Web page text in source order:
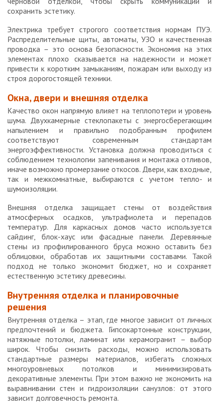
сохранить эстетику.
Электрика требует строгого соответствия нормам ПУЭ.
Распределительные щиты, автоматы, УЗО и качественная
проводка – это основа безопасности. Экономия на этих
элементах плохо сказывается на надежности и может
привести к коротким замыканиям, пожарам или выходу из
строя дорогостоящей техники.
Окна, двери и внешняя отделка
Качество окон напрямую влияет на теплопотери и уровень
шума. Двухкамерные стеклопакеты с энергосберегающим
напылением и правильно подобранным профилем
соответствуют современным стандартам
энергоэффективности. Установка должна проводиться с
соблюдением технологии запенивания и монтажа отливов,
иначе возможно промерзание откосов. Двери, как входные,
так и межкомнатные, выбираются с учетом тепло- и
шумоизоляции.
Внешняя отделка защищает стены от воздействия
атмосферных осадков, ультрафиолета и перепадов
температур. Для каркасных домов часто используется
сайдинг, блок-хаус или фасадные панели. Деревянные
стены из профилированного бруса можно оставить без
облицовки, обработав их защитными составами. Такой
подход не только экономит бюджет, но и сохраняет
естественную эстетику древесины.
Внутренняя отделка и планировочные
решения
Внутренняя отделка – этап, где многое зависит от личных
предпочтений и бюджета. Гипсокартонные конструкции,
натяжные потолки, ламинат или керамогранит – выбор
широк. Чтобы снизить расходы, можно использовать
стандартные размеры материалов, избегать сложных
многоуровневых потолков и минимизировать
декоративные элементы. При этом важно не экономить на
выравнивании стен и гидроизоляции санузлов: от этого
зависит долговечность ремонта.